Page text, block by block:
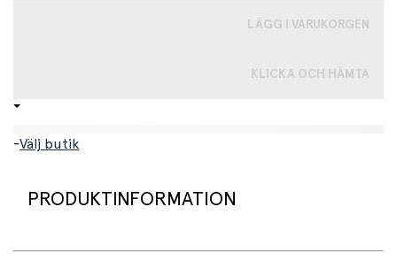
LÄGG I VARUKORGEN
KLICKA OCH HÄMTA
-Välj butik
PRODUKTINFORMATION